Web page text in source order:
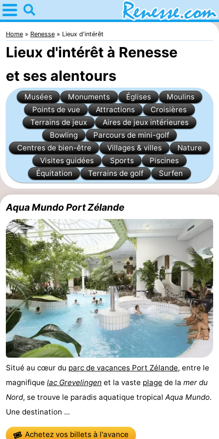
Home
Renesse
Astuces
Avec
les
enfants
Passer
nuit
Appartements
-
Greve
Zeeuwse
Kust
Campings
Chambre
d'hôtes
Chaumières
-
Buitenheem
-
De
Oase
-
Duinoord
-
Ginsterveld
-
Julianahoeve
-
Livingstone
-
Port
Greve
-
Port
-
Home Renesse Lieux d'intérêt
Lieux d'intérêt à Renesse
et ses alentours
Musées Monuments Églises
Moulins
Points de vue
Attractions
Croisières
Terrains de jeux
Aires de jeux intérieures
Bowling
Parcours de mini-golf
Centres de bien-être
Villages & villes
Nature
Visites guidées
Sports
Piscines
Équitation
Terrains de golf Surfen
Aqua Mundo Port Zélande
Situé au cœur du parc de vacances Port Zélande, entre le
magnifique lac Grevelingen et la vaste plage de la mer du
Nord, se trouve le paradis aquatique tropical Aqua Mundo.
Une destination ...
Achetez vos billets à l'avance